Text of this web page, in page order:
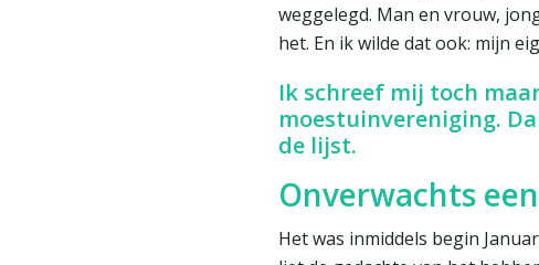
weggelegd. Man en vrouw,
het. En ik wilde dat ook: mijn
Ik schreef mij toch
moestuinvereniging.
de lijst.
Onverwachts
Het was inmiddels begin